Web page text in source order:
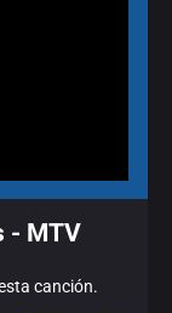
- MTV
canción.